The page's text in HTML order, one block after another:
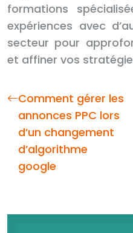
formations
expériences avec
secteur pour
et affiner vos
Comment gérer les
annonces PPC lors
d’un changement
d’algorithme
google